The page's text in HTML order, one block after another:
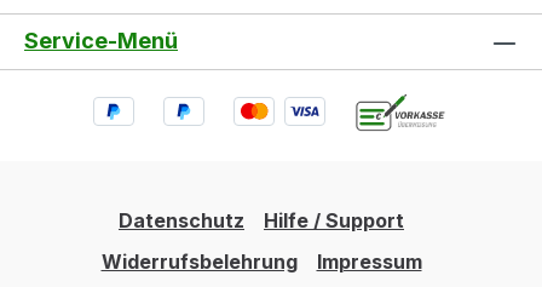
Service-Menü
Datenschutz
Hilfe / Support
Widerrufsbelehrung
Impressum